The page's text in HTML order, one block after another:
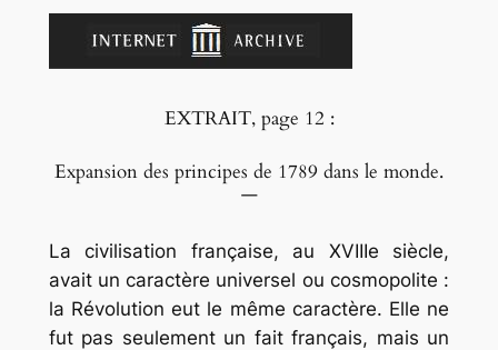
EXTRAIT, page 12 :
Expansion des principes de 1789 dans le monde.
—
La civilisation française, au XVIIIe siècle,
avait un caractère universel ou cosmopolite :
la Révolution eut le même caractère. Elle ne
fut pas seulement un fait français, mais un